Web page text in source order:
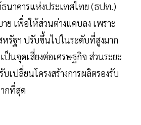
นาคารแห่งประเทศไทย (ธปท.)
ย เพื่อให้ส่วนต่างแคบลง เพราะ
รัฐฯ ปรับขึ้นไปในระดับที่สูงมาก
นจุดเสี่ยงต่อเศรษฐกิจ ส่วนระยะ
เปลี่ยนโครงสร้างการผลิตรองรับ
กที่สุด